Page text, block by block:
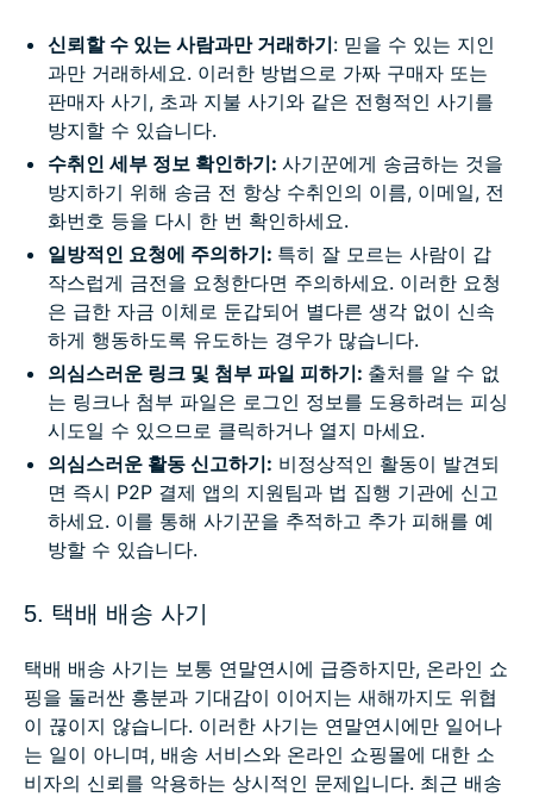
신뢰할 수 있는 사람과만 거래하기: 믿을 수 있는 지인
과만 거래하세요. 이러한 방법으로 가짜 구매자 또는
판매자 사기, 초과 지불 사기와 같은 전형적인 사기를
방지할 수 있습니다.
수취인 세부 정보 확인하기: 사기꾼에게 송금하는 것을
방지하기 위해 송금 전 항상 수취인의 이름, 이메일, 전
화번호 등을 다시 한 번 확인하세요.
일방적인 요청에 주의하기: 특히 잘 모르는 사람이 갑
작스럽게 금전을 요청한다면 주의하세요. 이러한 요청
은 급한 자금 이체로 둔갑되어 별다른 생각 없이 신속
하게 행동하도록 유도하는 경우가 많습니다.
의심스러운 링크 및 첨부 파일 피하기: 출처를 알 수 없
는 링크나 첨부 파일은 로그인 정보를 도용하려는 피싱
시도일 수 있으므로 클릭하거나 열지 마세요.
의심스러운 활동 신고하기: 비정상적인 활동이 발견되
면 즉시 P2P 결제 앱의 지원팀과 법 집행 기관에 신고
하세요. 이를 통해 사기꾼을 추적하고 추가 피해를 예
방할 수 있습니다.
5. 택배 배송 사기
택배 배송 사기는 보통 연말연시에 급증하지만, 온라인 쇼
핑을 둘러싼 흥분과 기대감이 이어지는 새해까지도 위협
이 끊이지 않습니다. 이러한 사기는 연말연시에만 일어나
는 일이 아니며, 배송 서비스와 온라인 쇼핑몰에 대한 소
비자의 신뢰를 악용하는 상시적인 문제입니다. 최근 배송